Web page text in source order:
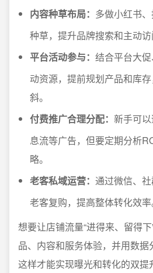
内容种草布局： 多做小红书
种草，提升品牌搜索和主动访
平台活动参与： 结合平台大
动资源，提前规划产品和库
斜。
付费推广合理分配： 新手可
息流等广告，但要定期分析
略。
老客私域运营： 通过微信、
老客复购，提高整体转化效率
想要让店铺流量“进得来、留得
品、内容和服务体验，并用数据
这样才能实现曝光和转化的双提